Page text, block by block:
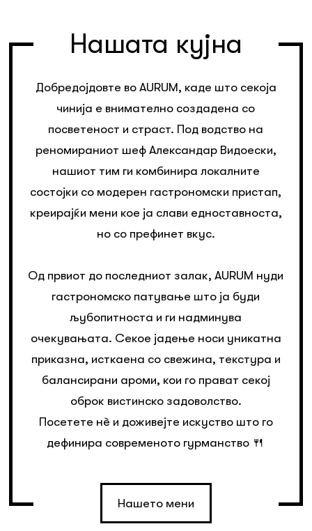
Нашата кујна
Нашето мени
Добредојдовте во AURUM, каде што секоја
чинија е внимателно создадена со
посветеност и страст. Под водство на
реномираниот шеф Александар Видоески,
нашиот тим ги комбинира локалните
состојки со модерен гастрономски пристап,
креирајќи мени кое ја слави едноставноста,
но со префинет вкус.
Од првиот до последниот залак, AURUM нуди
гастрономско патување што ја буди
љубопитноста и ги надминува
очекувањата. Секое јадење носи уникатна
приказна, исткаена со свежина, текстура и
балансирани ароми, кои го прават секој
оброк вистинско задоволство.
Посетете нè и доживејте искуство што го
дефинира современото гурманство 🍴